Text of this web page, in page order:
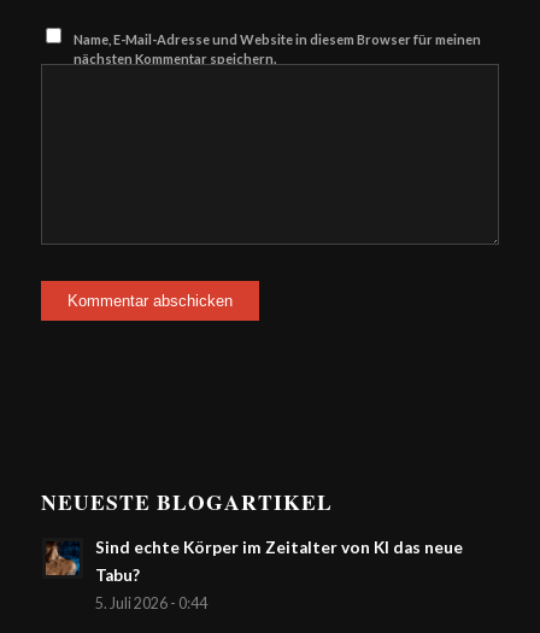
Name, E-Mail-Adresse und Website in diesem Browser für meinen
nächsten Kommentar speichern.
NEUESTE BLOGARTIKEL
Sind echte Körper im Zeitalter von KI das neue
Tabu?
5. Juli 2026 - 0:44